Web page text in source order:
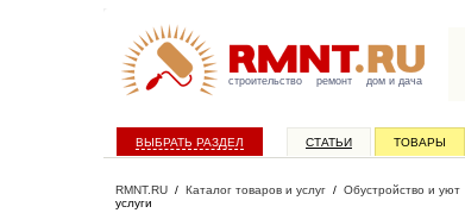
строительство ремонт дом и дача
ВЫБРАТЬ РАЗДЕЛ СТАТЬИ ТОВАРЫ
RMNT.RU / Каталог товаров и услуг / Обустройство и уют
услуги